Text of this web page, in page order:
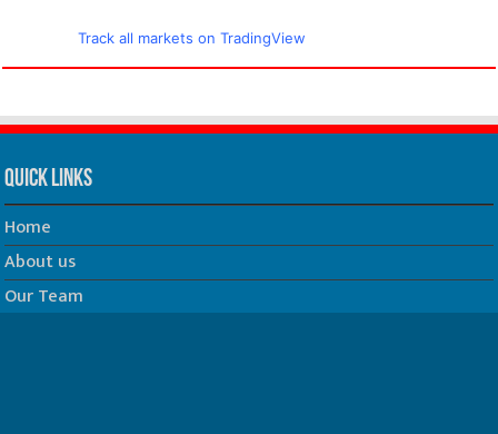
Track all markets on TradingView
Quick Links
Home
About us
Our Team